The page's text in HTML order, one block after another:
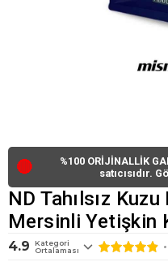
🔴
%100 ORİJİNALLİK
satıcısıdır.
ND Tahılsız
Mersinli Yetişkin
4.9
Kategori
Ortalaması